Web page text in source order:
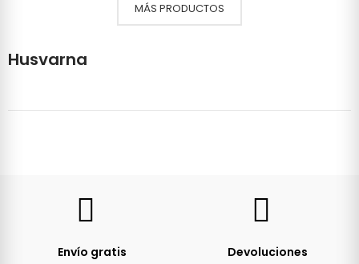
MÁS PRODUCTOS
Husvarna
Envío gratis
Devoluciones